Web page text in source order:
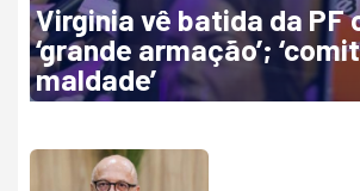
Virginia vê batida da PF
‘grande armação’;
maldade’